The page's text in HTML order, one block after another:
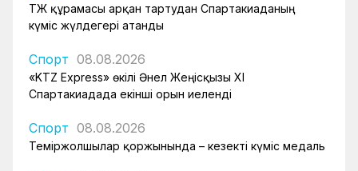
ҚТЖ құрамасы арқан тартудан Спартакиаданың
күміс жүлдегері атанды
Спорт 08.08.2026
«KTZ Express» өкілі Әнел Жеңісқызы XI
Спартакиадада екінші орын иеленді
Спорт 08.08.2026
Теміржолшылар қоржынында – кезекті күміс медаль